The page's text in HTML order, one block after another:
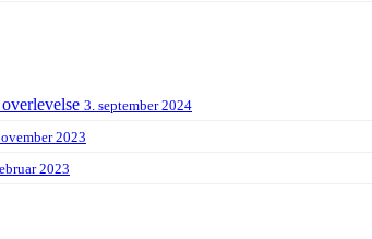
3. september 2024
2023
2023